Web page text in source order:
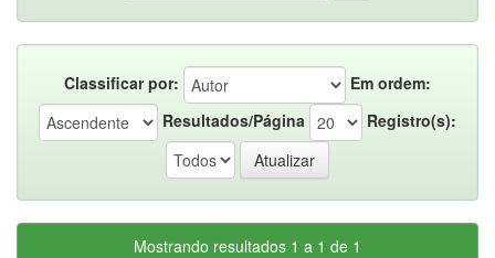
Classificar por:
Em ordem:
Resultados/Página
Registro(s):
Mostrando resultados 1 a 1 de 1